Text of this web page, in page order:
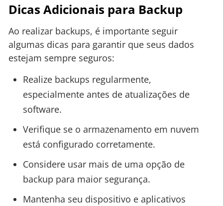
Dicas Adicionais para Backup
Ao realizar backups, é importante seguir
algumas dicas para garantir que seus dados
estejam sempre seguros:
Realize backups regularmente,
especialmente antes de atualizações de
software.
Verifique se o armazenamento em nuvem
está configurado corretamente.
Considere usar mais de uma opção de
backup para maior segurança.
Mantenha seu dispositivo e aplicativos